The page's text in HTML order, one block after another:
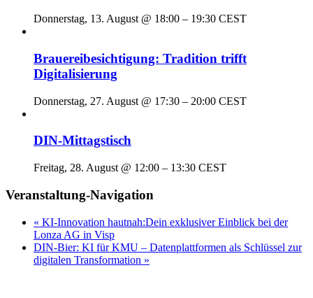
Donnerstag, 13. August @ 18:00 – 19:30 CEST
Brauereibesichtigung: Tradition trifft
Digitalisierung
Donnerstag, 27. August @ 17:30 – 20:00 CEST
DIN-Mittagstisch
Freitag, 28. August @ 12:00 – 13:30 CEST
Veranstaltung-Navigation
« KI-Innovation hautnah:Dein exklusiver Einblick bei der
Lonza AG in Visp
DIN-Bier: KI für KMU – Datenplattformen als Schlüssel zur
digitalen Transformation »